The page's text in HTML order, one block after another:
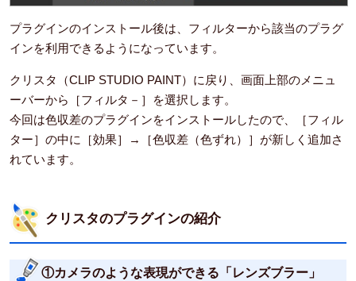
プラグインのインストール後は、フィルターから該当のプラグ
インを利用できるようになっています。
クリスタ（CLIP STUDIO PAINT）に戻り、画面上部のメニュ
ーバーから［フィルタ－］を選択します。
今回は色収差のプラグインをインストールしたので、［フィル
ター］の中に［効果］→［色収差（色ずれ）］が新しく追加さ
れています。
クリスタのプラグインの紹介
①カメラのような表現ができる「レンズブラー」